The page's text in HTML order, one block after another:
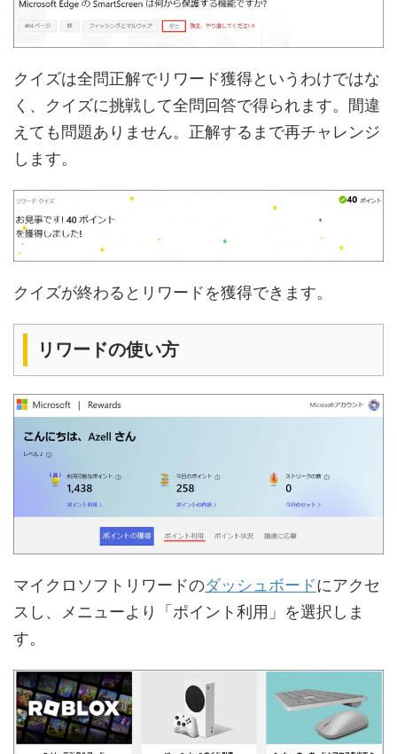
クイズは全問正解でリワード獲得というわけではな
く、クイズに挑戦して全問回答で得られます。間違
えても問題ありません。正解するまで再チャレンジ
します。
クイズが終わるとリワードを獲得できます。
リワードの使い方
マイクロソフトリワードのダッシュボードにアクセ
スし、メニューより「ポイント利用」を選択しま
す。